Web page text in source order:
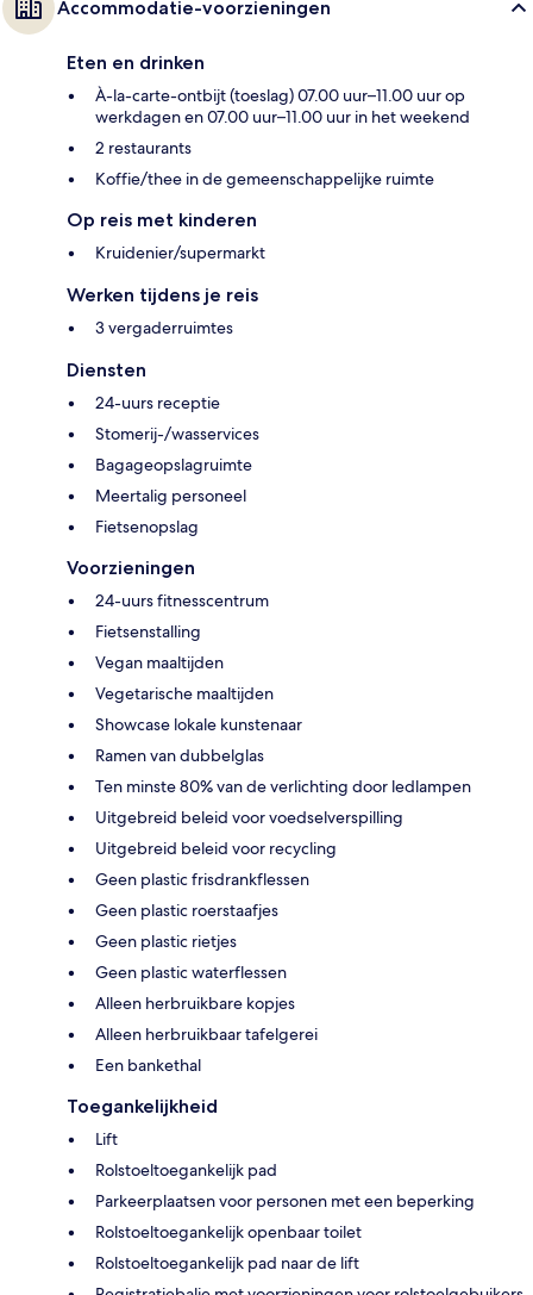
Accommodatie-voorzieningen
Eten en drinken
À-la-carte-ontbijt (toeslag) 07.00 uur–11.00 uur op
werkdagen en 07.00 uur–11.00 uur in het weekend
2 restaurants
Koffie/thee in de gemeenschappelijke ruimte
Op reis met kinderen
Kruidenier/supermarkt
Werken tijdens je reis
3 vergaderruimtes
Diensten
24-uurs receptie
Stomerij-/wasservices
Bagageopslagruimte
Meertalig personeel
Fietsenopslag
Voorzieningen
24-uurs fitnesscentrum
Fietsenstalling
Vegan maaltijden
Vegetarische maaltijden
Showcase lokale kunstenaar
Ramen van dubbelglas
Ten minste 80% van de verlichting door ledlampen
Uitgebreid beleid voor voedselverspilling
Uitgebreid beleid voor recycling
Geen plastic frisdrankflessen
Geen plastic roerstaafjes
Geen plastic rietjes
Geen plastic waterflessen
Alleen herbruikbare kopjes
Alleen herbruikbaar tafelgerei
Een bankethal
Toegankelijkheid
Lift
Rolstoeltoegankelijk pad
Parkeerplaatsen voor personen met een beperking
Rolstoeltoegankelijk openbaar toilet
Rolstoeltoegankelijk pad naar de lift